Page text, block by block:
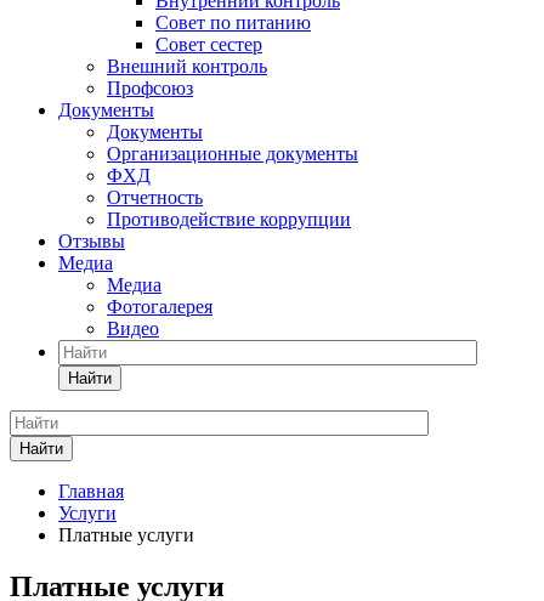
Совет по питанию
Совет сестер
Внешний контроль
Профсоюз
Документы
Документы
Организационные документы
ФХД
Отчетность
Противодействие коррупции
Отзывы
Медиа
Медиа
Фотогалерея
Видео
Найти
Найти
Главная
Услуги
Платные услуги
Платные услуги